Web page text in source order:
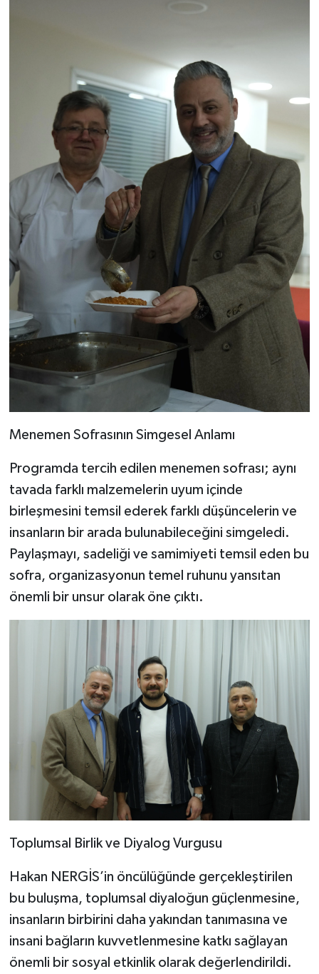
Menemen Sofrasının Simgesel Anlamı
Programda tercih edilen menemen sofrası; aynı
tavada farklı malzemelerin uyum içinde
birleşmesini temsil ederek farklı düşüncelerin ve
insanların bir arada bulunabileceğini simgeledi.
Paylaşmayı, sadeliği ve samimiyeti temsil eden bu
sofra, organizasyonun temel ruhunu yansıtan
önemli bir unsur olarak öne çıktı.
Toplumsal Birlik ve Diyalog Vurgusu
Hakan NERGİS’in öncülüğünde gerçekleştirilen
bu buluşma, toplumsal diyaloğun güçlenmesine,
insanların birbirini daha yakından tanımasına ve
insani bağların kuvvetlenmesine katkı sağlayan
önemli bir sosyal etkinlik olarak değerlendirildi.